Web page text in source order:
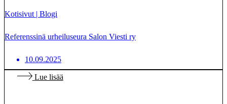
Kotisivut | Blogi
Referenssinä urheiluseura Salon Viesti ry
10.09.2025
Lue lisää